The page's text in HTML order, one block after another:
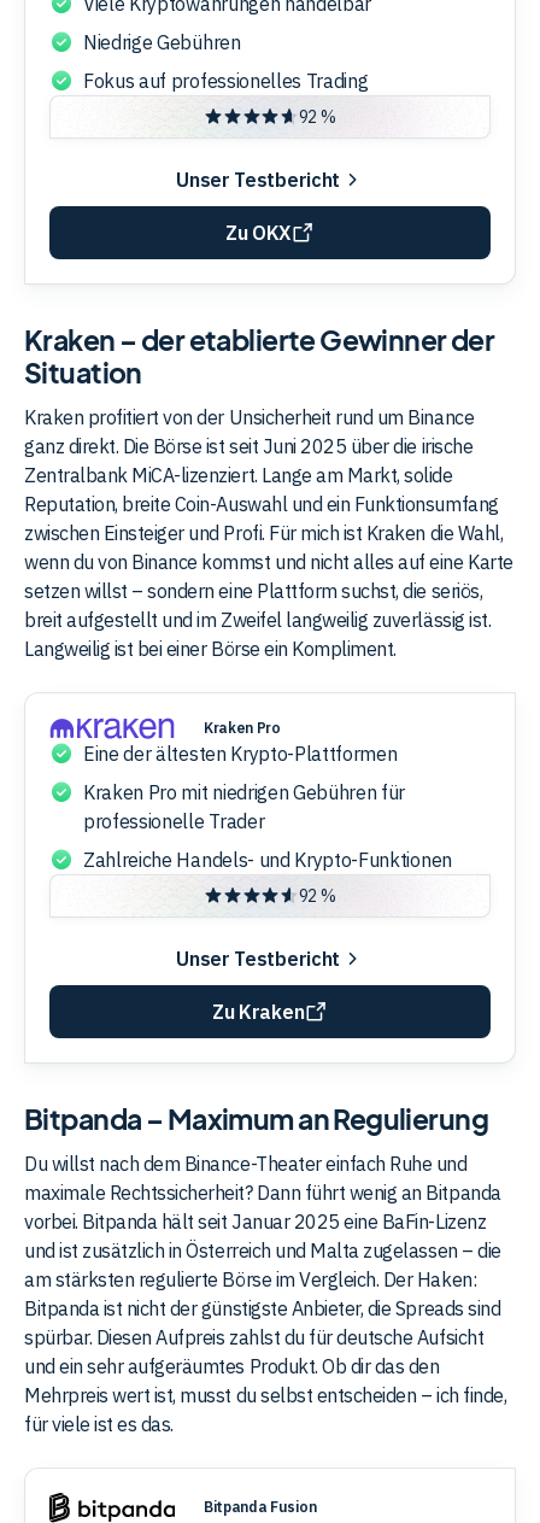
Niedrige Gebühren
Fokus auf professionelles Trading
92 %
Unser Testbericht
Zu OKX
Kraken – der etablierte Gewinner der
Situation
Kraken profitiert von der Unsicherheit rund um Binance
ganz direkt. Die Börse ist seit Juni 2025 über die irische
Zentralbank MiCA-lizenziert. Lange am Markt, solide
Reputation, breite Coin-Auswahl und ein Funktionsumfang
zwischen Einsteiger und Profi. Für mich ist Kraken die Wahl,
wenn du von Binance kommst und nicht alles auf eine Karte
setzen willst – sondern eine Plattform suchst, die seriös,
breit aufgestellt und im Zweifel langweilig zuverlässig ist.
Langweilig ist bei einer Börse ein Kompliment.
Kraken Pro
Eine der ältesten Krypto-Plattformen
Kraken Pro mit niedrigen Gebühren für
professionelle Trader
Zahlreiche Handels- und Krypto-Funktionen
92 %
Unser Testbericht
Zu Kraken
Bitpanda – Maximum an Regulierung
Du willst nach dem Binance-Theater einfach Ruhe und
maximale Rechtssicherheit? Dann führt wenig an Bitpanda
vorbei. Bitpanda hält seit Januar 2025 eine BaFin-Lizenz
und ist zusätzlich in Österreich und Malta zugelassen – die
am stärksten regulierte Börse im Vergleich. Der Haken:
Bitpanda ist nicht der günstigste Anbieter, die Spreads sind
spürbar. Diesen Aufpreis zahlst du für deutsche Aufsicht
und ein sehr aufgeräumtes Produkt. Ob dir das den
Mehrpreis wert ist, musst du selbst entscheiden – ich finde,
für viele ist es das.
Bitpanda Fusion